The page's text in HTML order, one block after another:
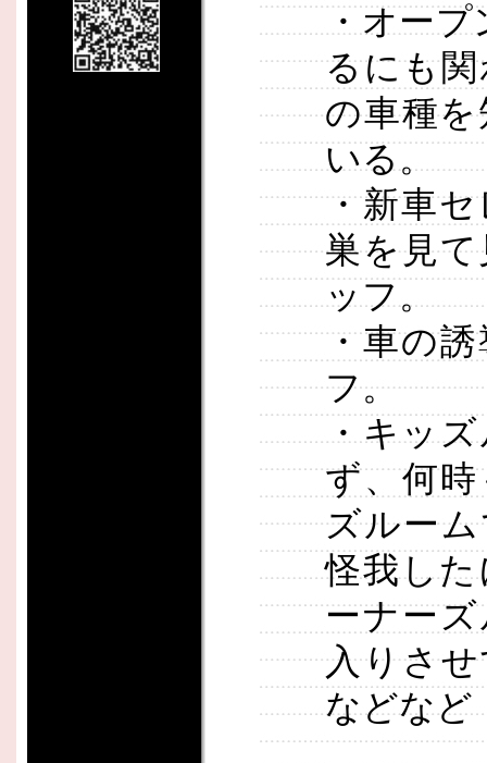
・オープ
るにも
の車種
いる。
・新車
巣を見
ッフ。
・車の
フ。
・キッ
ず、何
ズルー
怪我し
ーナー
入りさ
などなど